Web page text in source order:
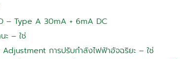
– Type A 30mA + 6mA DC
ะ – ใช่
การปรับกำลังไฟฟ้าอัจฉริยะ – ใช่